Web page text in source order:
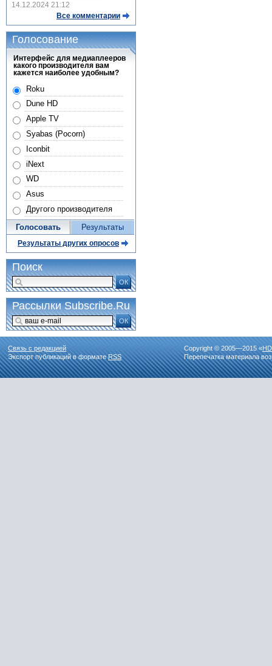
14.12.2024 21:12
Все комментарии
Голосование
Интерфейс для медиаплееров
какого производителя вам
кажется наиболее удобным?
Roku
Dune HD
Apple TV
Syabas (Pocorn)
Iconbit
iNext
WD
Asus
Другого производителя
Голосовать Результаты
Результаты других опросов
Поиск
ОК
Рассылки Subscribe.Ru
ОК
Связь с редакцией
Экспорт публикаций в форматеRSS
Copyright © 2005—2015 «
Перепечатка материала